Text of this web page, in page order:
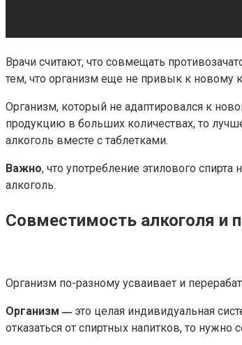
Врачи считают, что совмещать
тем, что организм еще не привык к новому
Организм, который не адаптировался к
продукцию в больших количествах, то
алкоголь вместе с таблетками.
Важно, что употребление этилового
алкоголь.
Совместимость алкоголя и
Организм по-разному усваивает и
Организм — это целая индивидуальная
отказаться от спиртных напитков, то